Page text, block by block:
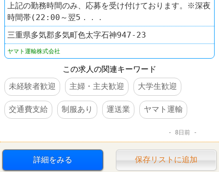
上記の勤務時間のみ、応募を受け付けております。※深夜
時間帯(22:00～翌5．．．
三重県多気郡多気町色太字石神947-23
ヤマト運輸株式会社
この求人の関連キーワード
未経験者歓迎
主婦・主夫歓迎 大学生歓迎
交通費支給 制服あり 運送業 ヤマト運輸
8日前
詳細をみる 保存リストに追加